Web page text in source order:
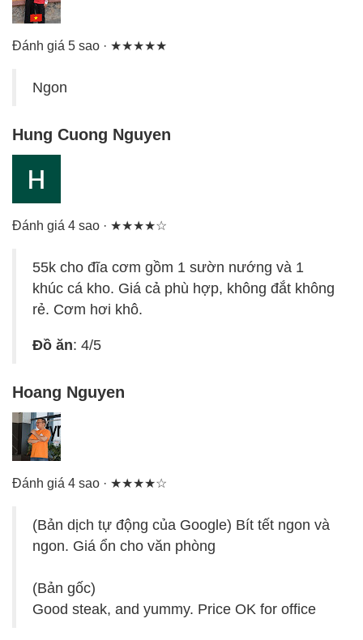
Đánh giá 5 sao · ★★★★★
Ngon
Hung Cuong Nguyen
Đánh giá 4 sao · ★★★★☆
55k cho đĩa cơm gồm 1 sườn nướng và 1
khúc cá kho. Giá cả phù hợp, không đắt không
rẻ. Cơm hơi khô.
Đồ ăn: 4/5
Hoang Nguyen
Đánh giá 4 sao · ★★★★☆
(Bản dịch tự động của Google) Bít tết ngon và
ngon. Giá ổn cho văn phòng
(Bản gốc)
Good steak, and yummy. Price OK for office